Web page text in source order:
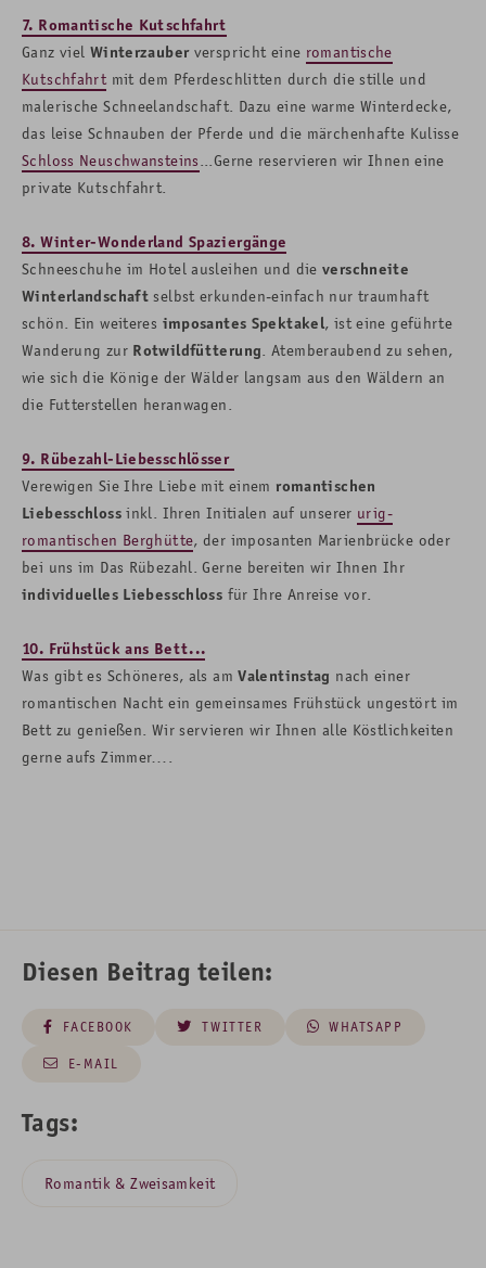
7. Romantische Kutschfahrt
Ganz viel Winterzauberverspricht eine romantische
Kutschfahrt mit dem Pferdeschlitten durch die stille und
malerische Schneelandschaft. Dazu eine warme Winterdecke,
das leise Schnauben der Pferde und die märchenhafte Kulisse
Schloss Neuschwansteins ...Gerne reservieren wir Ihnen eine
private Kutschfahrt.
8. Winter-Wonderland Spaziergänge
Schneeschuhe im Hotel ausleihen und die verschneite
Winterlandschaft selbst erkunden-einfach nur traumhaft
schön. Ein weiteres imposantes Spektakel, ist eine geführte
Wanderung zur Rotwildfütterung . Atemberaubend zu sehen,
wie sich die Könige der Wälder langsam aus den Wäldern an
die Futterstellen heranwagen.
9. Rübezahl-Liebesschlösser
Verewigen Sie Ihre Liebe mit einem romantischen
Liebesschlossinkl. Ihren Initialen auf unserer urig-
romantischen Berghütte, der imposanten Marienbrücke oder
bei uns im Das Rübezahl. Gerne bereiten wir Ihnen Ihr
individuelles Liebesschloss für Ihre Anreise vor.
10. Frühstück ans Bett...
Was gibt es Schöneres, als amValentinstag nach einer
romantischen Nacht ein gemeinsames Frühstück ungestört im
Bett zu genießen. Wir servieren wir Ihnen alle Köstlichkeiten
gerne aufs Zimmer….
Diesen Beitrag teilen:
FACEBOOK TWITTER
WHATSAPP
E-MAIL
Tags:
Romantik & Zweisamkeit